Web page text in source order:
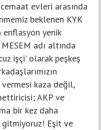
evleri arasında
beklenen KYK
enflasyon yenik
adı altında
işçi' olarak peşkeş
kaza değil,
AKP ve
bir kez daha
gitmiyoruz! Eşit ve